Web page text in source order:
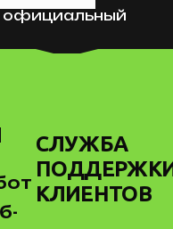
официальный
СЛУЖБА
КЛИЕНТОВ